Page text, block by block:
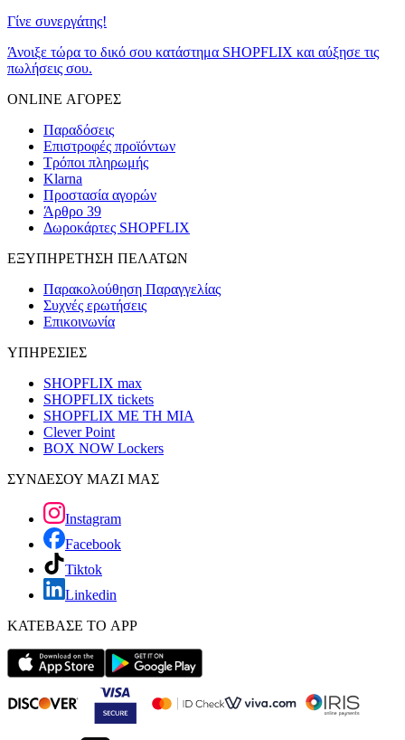
Γίνε συνεργάτης!
Άνοιξε τώρα το δικό σου κατάστημα SHOPFLIX και αύξησε τις
πωλήσεις σου.
ONLINE ΑΓΟΡΕΣ
Παραδόσεις
Επιστροφές προϊόντων
Τρόποι πληρωμής
Klarna
Προστασία αγορών
Άρθρο 39
Δωροκάρτες SHOPFLIX
ΕΞΥΠΗΡΕΤΗΣΗ ΠΕΛΑΤΩΝ
Παρακολούθηση Παραγγελίας
Συχνές ερωτήσεις
Επικοινωνία
ΥΠΗΡΕΣΙΕΣ
SHOPFLIX max
SHOPFLIX tickets
SHOPFLIX ΜΕ ΤΗ ΜΙΑ
Clever Point
BOX NOW Lockers
ΣΥΝΔΕΣΟΥ ΜΑΖΙ ΜΑΣ
Instagram
Facebook
Tiktok
Linkedin
ΚΑΤΕΒΑΣΕ ΤΟ APP